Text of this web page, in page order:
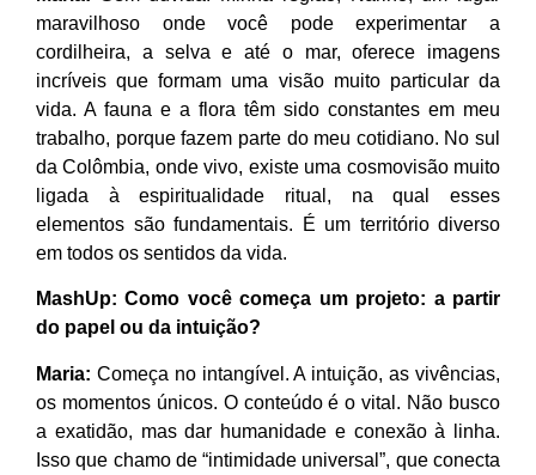
maravilhoso onde você pode experimentar a
cordilheira, a selva e até o mar, oferece imagens
incríveis que formam uma visão muito particular da
vida. A fauna e a flora têm sido constantes em meu
trabalho, porque fazem parte do meu cotidiano. No sul
da Colômbia, onde vivo, existe uma cosmovisão muito
ligada à espiritualidade ritual, na qual esses
elementos são fundamentais. É um território diverso
em todos os sentidos da vida.
MashUp: Como você começa um projeto: a partir
do papel ou da intuição?
Maria: Começa no intangível. A intuição, as vivências,
os momentos únicos. O conteúdo é o vital. Não busco
a exatidão, mas dar humanidade e conexão à linha.
Isso que chamo de “intimidade universal”, que conecta